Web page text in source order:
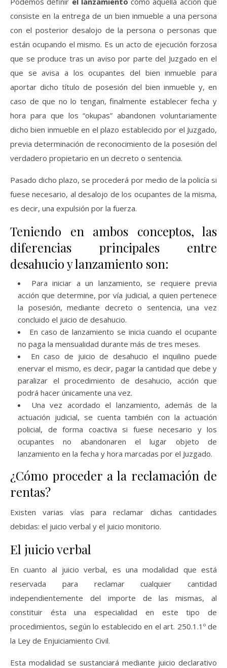
consiste en la entrega de un bien inmueble a una persona
con el posterior desalojo de la persona o personas que
están ocupando el mismo. Es un acto de ejecución forzosa
que se produce tras un aviso por parte del Juzgado en el
que se avisa a los ocupantes del bien inmueble para
aportar dicho título de posesión del bien inmueble y, en
caso de que no lo tengan, finalmente establecer fecha y
hora para que los “okupas” abandonen voluntariamente
dicho bien inmueble en el plazo establecido por el Juzgado,
previa determinación de reconocimiento de la posesión del
verdadero propietario en un decreto o sentencia.
Pasado dicho plazo, se procederá por medio de la policía si
fuese necesario, al desalojo de los ocupantes de la misma,
es decir, una expulsión por la fuerza.
Teniendo en ambos conceptos, las
diferencias principales entre
desahucio y lanzamiento son:
Para iniciar a un lanzamiento, se requiere previa
acción que determine, por vía judicial, a quien pertenece
la posesión, mediante decreto o sentencia, una vez
concluido el juicio de desahucio.
En caso de lanzamiento se inicia cuando el ocupante
no paga la mensualidad durante más de tres meses.
En caso de juicio de desahucio el inquilino puede
enervar el mismo, es decir, pagar la cantidad que debe y
paralizar el procedimiento de desahucio, acción que
podrá hacer únicamente una vez.
Una vez acordado el lanzamiento, además de la
actuación judicial, se cuenta también con la actuación
policial, de forma coactiva si fuese necesario y los
ocupantes no abandonaren el lugar objeto de
lanzamiento en la fecha y hora marcadas por el Juzgado.
¿Cómo proceder a la reclamación de
rentas?
Existen varias vías para reclamar dichas cantidades
debidas: el juicio verbal y el juicio monitorio.
El juicio verbal
En cuanto al juicio verbal, es una modalidad que está
reservada para reclamar cualquier cantidad
independientemente del importe de las mismas, al
constituir ésta una especialidad en este tipo de
procedimientos, según lo establecido en el art. 250.1.1º de
la Ley de Enjuiciamiento Civil.
Esta modalidad se sustanciará mediante juicio declarativo